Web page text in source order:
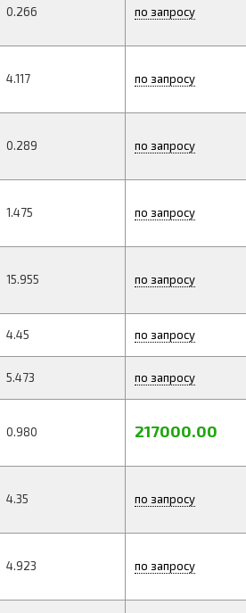
0.266 по запросу
4.117 по запросу
0.289 по запросу
1.475 по запросу
15.955 по запросу
4.45 по запросу
5.473 по запросу
0.980 217000.00
4.35 по запросу
4.923 по запросу